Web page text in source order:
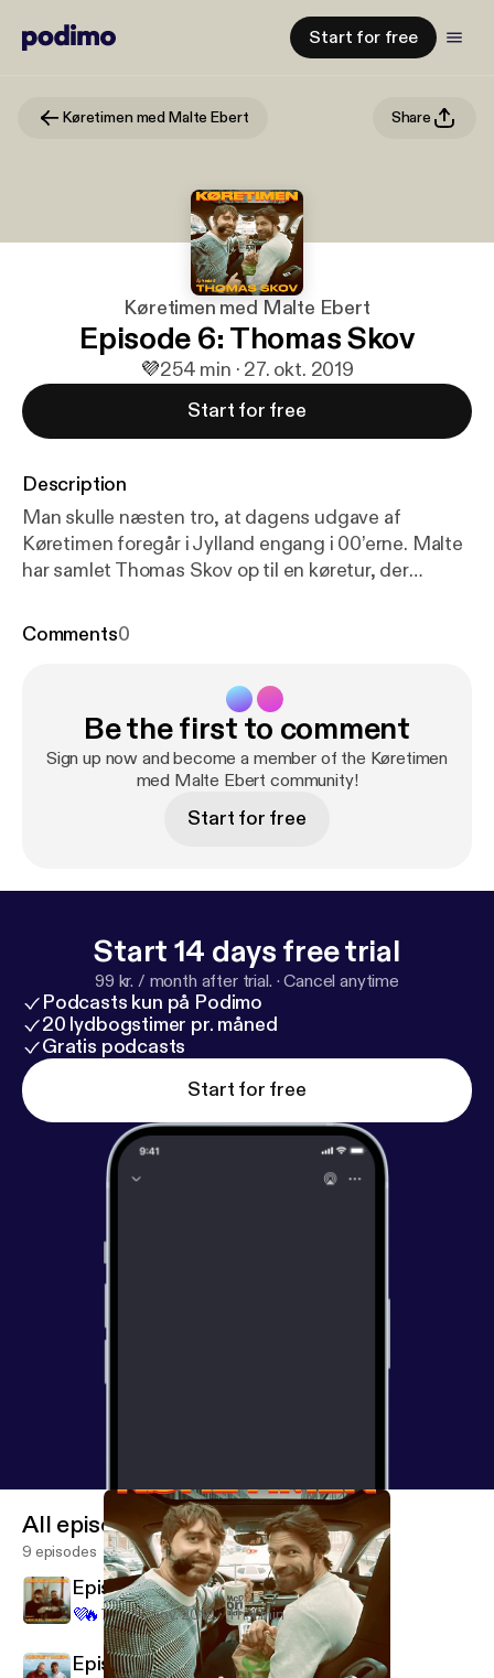
Start for free
Køretimen med Malte Ebert Share
Køretimen med Malte Ebert
Episode 6: Thomas Skov
💜254 min · 27. okt. 2019
Start for free
Description
Man skulle næsten tro, at dagens udgave af
Køretimen foregår i Jylland engang i 00’erne. Malte
har samlet Thomas Skov op til en køretur, der
skal forbi Skovs første øl, som han drak sammen
svar på om en Porsche kan køre gennem McDrive.
Comments0
Be the first to comment
Sign up now and become a member of the Køretimen
med Malte Ebert community!
Start for free
Start 14 days free trial
99 kr. / month after trial. ·Cancel anytime
Podcasts kun på Podimo
20 lydbogstimer pr. måned
Gratis podcasts
Start for free
All episodes
9 episodes
Episode 9: Mikael Simpson
💜🔥 78 17. nov. 2019 1 h 4 min
Episode 8: L.O.C